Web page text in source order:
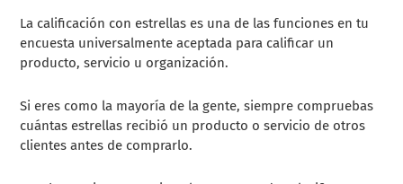
La calificación con estrellas es una de las funciones en tu
encuesta universalmente aceptada para calificar un
producto, servicio u organización.
Si eres como la mayoría de la gente, siempre compruebas
cuántas estrellas recibió un producto o servicio de otros
clientes antes de comprarlo.